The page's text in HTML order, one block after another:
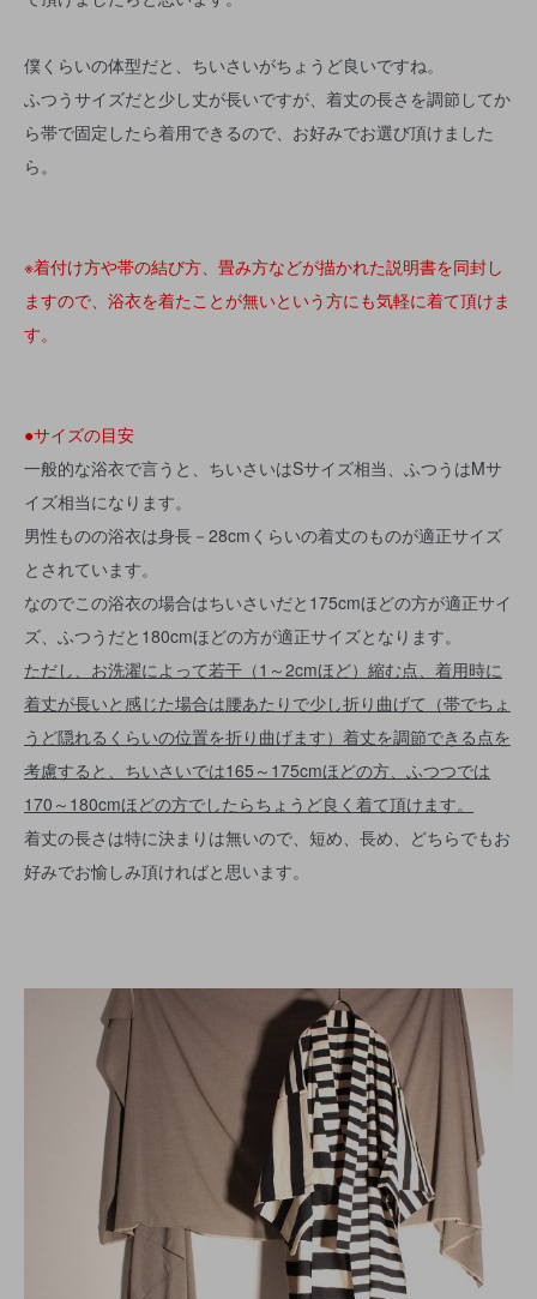
僕くらいの体型だと、ちいさいがちょうど良いですね。
ふつうサイズだと少し丈が長いですが、着丈の長さを調節してか
ら帯で固定したら着用できるので、お好みでお選び頂けました
ら。
※着付け方や帯の結び方、畳み方などが描かれた説明書を同封し
ますので、浴衣を着たことが無いという方にも気軽に着て頂けま
す。
●サイズの目安
一般的な浴衣で言うと、ちいさいはSサイズ相当、ふつうはMサ
イズ相当になります。
男性ものの浴衣は身長－28cmくらいの着丈のものが適正サイズ
とされています。
なのでこの浴衣の場合はちいさいだと175cmほどの方が適正サイ
ズ、ふつうだと180cmほどの方が適正サイズとなります。
ただし、お洗濯によって若干（1～2cmほど）縮む点、着用時に
着丈が長いと感じた場合は腰あたりで少し折り曲げて（帯でちょ
うど隠れるくらいの位置を折り曲げます）着丈を調節できる点を
考慮すると、ちいさいでは165～175cmほどの方、ふつつでは
170～180cmほどの方でしたらちょうど良く着て頂けます。
着丈の長さは特に決まりは無いので、短め、長め、どちらでもお
好みでお愉しみ頂ければと思います。